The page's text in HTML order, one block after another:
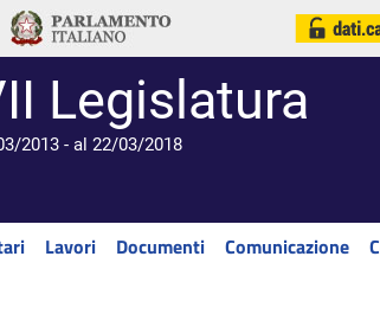
Legislatura
2013 - al 22/03/2018
Lavori Documenti Comunicazione